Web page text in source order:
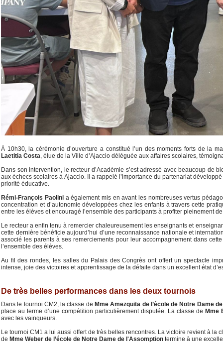
À 10h30, la cérémonie d’ouverture a constitué l’un des moments forts de la
Laetitia Costa , élue de la Ville d’Ajaccio déléguée aux affaires scolaires,
Dans son intervention, le recteur d’Académie s’est adressé avec beaucoup
aux échecs scolaires à Ajaccio. Il a rappelé l’importance du partenariat
priorité éducative.
Rémi-François Paolinia également mis en avant les nombreuses vertus
concentration et d’autonomie développées chez les enfants à travers cette
entre les élèves et encouragé l’ensemble des participants à profiter pleinement
Le recteur a enfin tenu à remercier chaleureusement les enseignants et
cette dernière bénéficie aujourd’hui d’une reconnaissance nationale et
associé les parents à ses remerciements pour leur accompagnement dans
l’ensemble des élèves.
Au fil des rondes, les salles du Palais des Congrès ont offert un spectacle
intense, joie des victoires et apprentissage de la défaite dans un excellent état
De très belles performances dans les deux tournois
Dans le tournoi CM2, la classe de Mme Amezquita de l’école de Notre Dame
place au terme d’une compétition particulièrement disputée. La classe deMme
avec les vainqueurs.
Le tournoi CM1 a lui aussi offert de très belles rencontres. La victoire revient à la
deMme Weber de l’école de Notre Dame de l'Assomption termine à une